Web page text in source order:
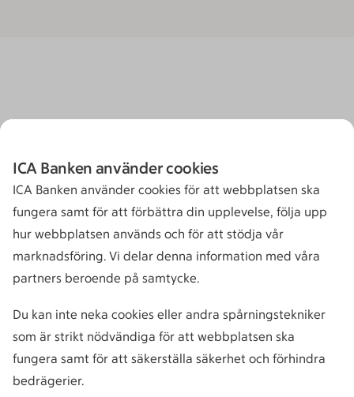
ICA Banken använder cookies
ICA Banken använder cookies för att webbplatsen ska
fungera samt för att förbättra din upplevelse, följa upp
hur webbplatsen används och för att stödja vår
marknadsföring. Vi delar denna information med våra
partners beroende på samtycke.
Du kan inte neka cookies eller andra spårningstekniker
som är strikt nödvändiga för att webbplatsen ska
fungera samt för att säkerställa säkerhet och förhindra
bedrägerier.